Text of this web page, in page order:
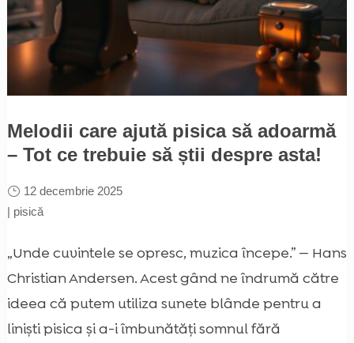
Melodii care ajută pisica să adoarmă
– Tot ce trebuie să știi despre asta!
12 decembrie 2025
| pisică
„Unde cuvintele se opresc, muzica începe.” — Hans
Christian Andersen. Acest gând ne îndrumă către
ideea că putem utiliza sunete blânde pentru a
liniști pisica și a-i îmbunătăți somnul fără